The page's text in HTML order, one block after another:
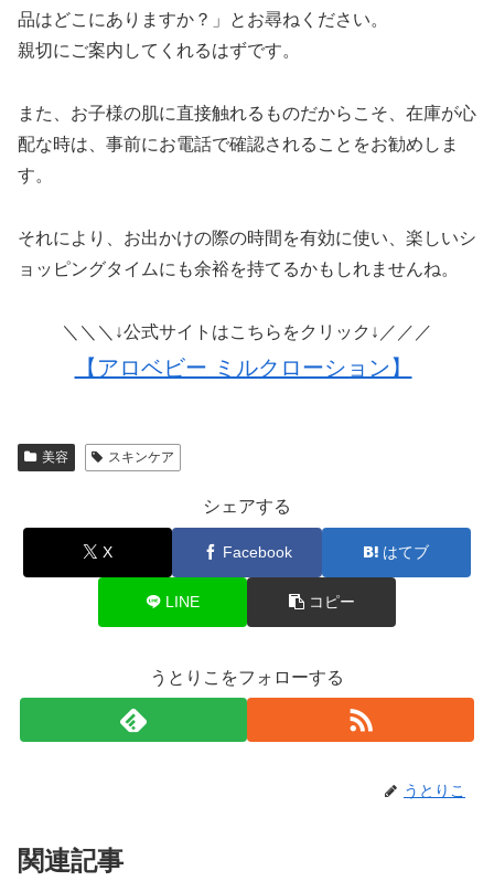
品はどこにありますか？」とお尋ねください。
親切にご案内してくれるはずです。
また、お子様の肌に直接触れるものだからこそ、在庫が心
配な時は、事前にお電話で確認されることをお勧めしま
す。
それにより、お出かけの際の時間を有効に使い、楽しいシ
ョッピングタイムにも余裕を持てるかもしれませんね。
＼＼＼↓公式サイトはこちらをクリック↓／／／
【アロベビー ミルクローション】
美容 スキンケア
シェアする
X Facebook はてブ
LINE コピー
うとりこをフォローする
うとりこ
関連記事